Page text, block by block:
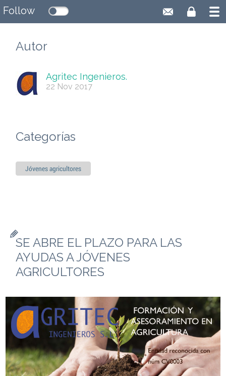
Follow
Autor
Agritec Ingenieros.
22 Nov 2017
Categorías
Jóvenes agricultores
SE ABRE EL PLAZO PARA LAS
AYUDAS A JÓVENES
AGRICULTORES